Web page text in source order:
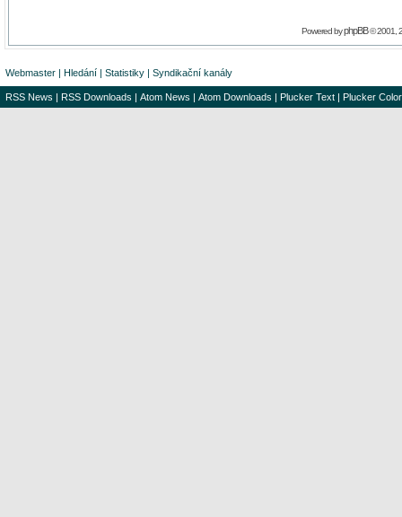
Powered byphpBB© 2001,
Webmaster | Hledání | Statistiky | Syndikační kanály
RSS News | RSS Downloads | Atom News | Atom Downloads | Plucker Text | Plucker Color